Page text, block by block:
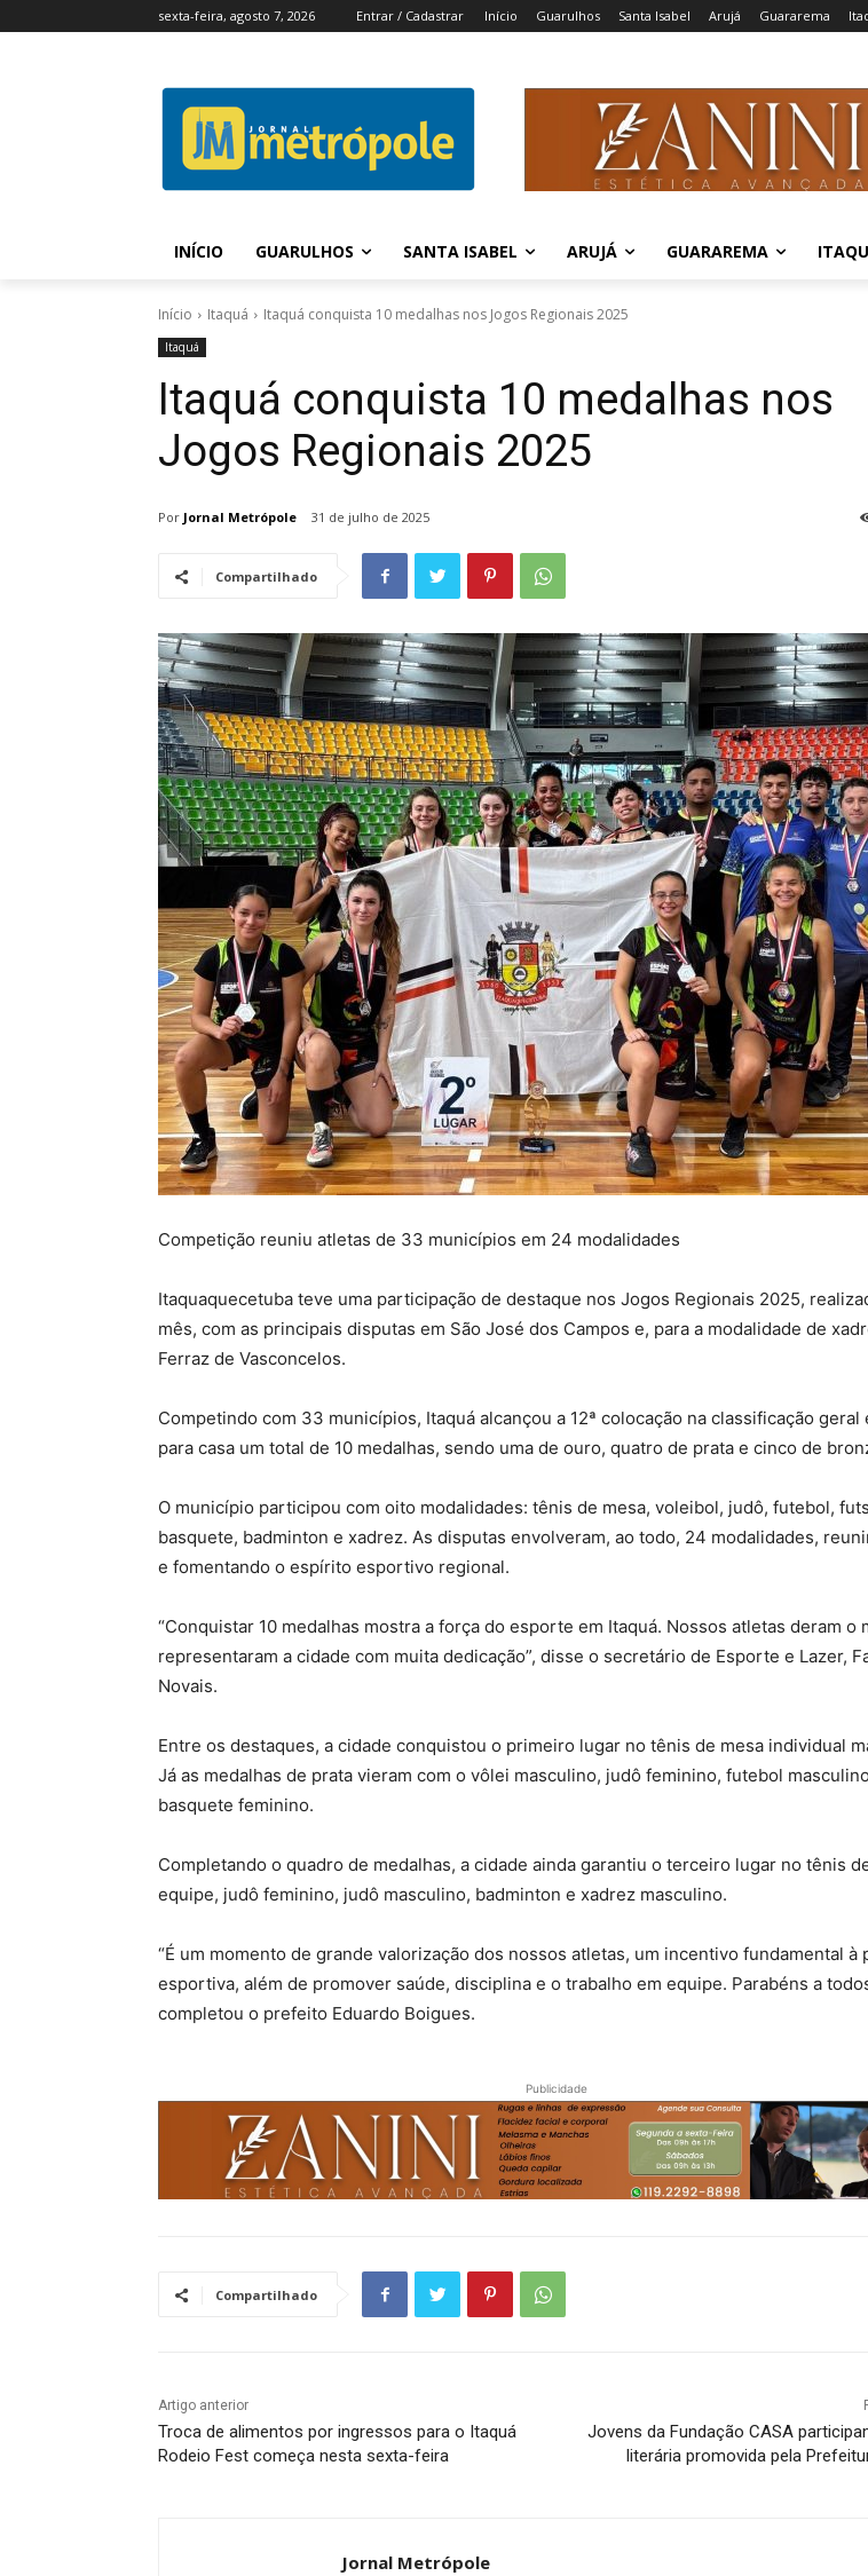
sexta-feira, agosto 7, 2026 Entrar / Cadastrar Início Guarulhos Santa Isabel Arujá Guararema
INÍCIO GUARULHOS SANTA ISABEL ARUJÁ GUARAREMA
Início Itaquá Itaquá conquista 10 medalhas nos Jogos Regionais 2025
Itaquá
Itaquá conquista 10 medalhas nos
Jogos Regionais 2025
Por Jornal Metrópole 31 de julho de 2025
Compartilhado
Competição reuniu atletas de 33 municípios em 24 modalidades
Itaquaquecetuba teve uma participação de destaque nos Jogos Regionais 2025,
mês, com as principais disputas em São José dos Campos e, para a modalidade de
Ferraz de Vasconcelos.
Competindo com 33 municípios, Itaquá alcançou a 12ª colocação na classificação geral
para casa um total de 10 medalhas, sendo uma de ouro, quatro de prata e cinco de
O município participou com oito modalidades: tênis de mesa, voleibol, judô, futebol,
basquete, badminton e xadrez. As disputas envolveram, ao todo, 24 modalidades,
e fomentando o espírito esportivo regional.
“Conquistar 10 medalhas mostra a força do esporte em Itaquá. Nossos atletas deram o
representaram a cidade com muita dedicação”, disse o secretário de Esporte e Lazer,
Novais.
Entre os destaques, a cidade conquistou o primeiro lugar no tênis de mesa individual
Já as medalhas de prata vieram com o vôlei masculino, judô feminino, futebol
basquete feminino.
Completando o quadro de medalhas, a cidade ainda garantiu o terceiro lugar no tênis
equipe, judô feminino, judô masculino, badminton e xadrez masculino.
“É um momento de grande valorização dos nossos atletas, um incentivo fundamental à
esportiva, além de promover saúde, disciplina e o trabalho em equipe. Parabéns a
completou o prefeito Eduardo Boigues.
Publicidade
Compartilhado
Artigo anterior
Troca de alimentos por ingressos para o Itaquá
Rodeio Fest começa nesta sexta-feira
Jovens da Fundação CASA
literária promovida pela
Jornal Metrópole